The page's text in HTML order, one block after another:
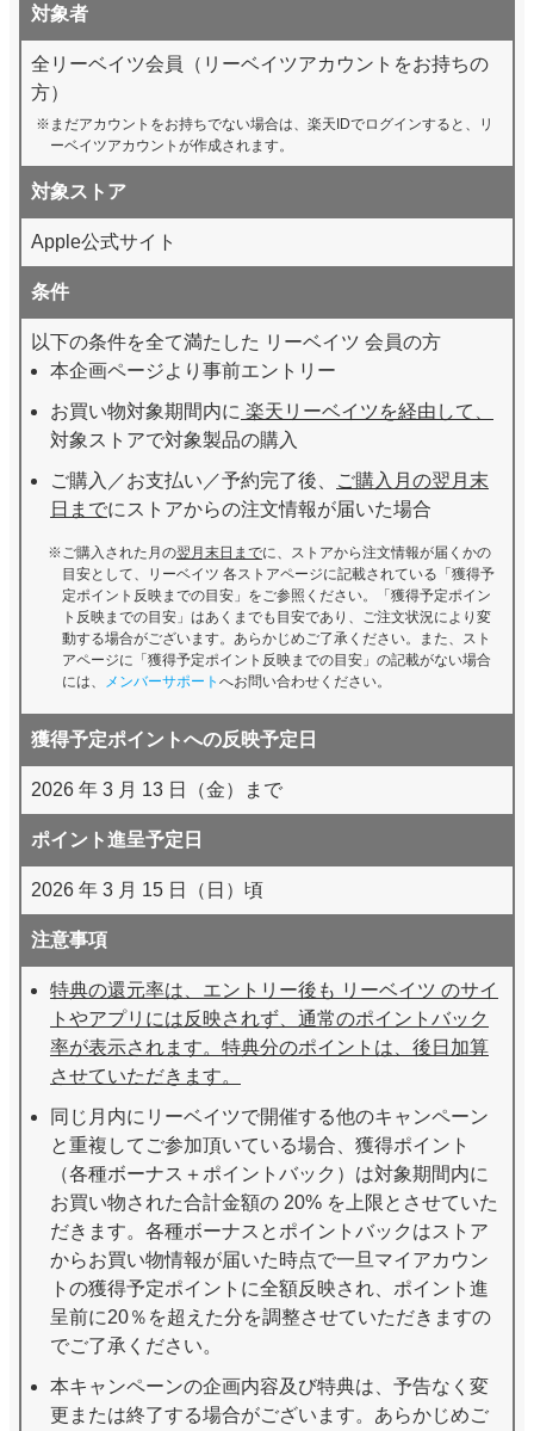
対象者
全リーベイツ会員（リーベイツアカウントをお持ちの
方）
まだアカウントをお持ちでない場合は、楽天IDでログインすると、リ
ーベイツアカウントが作成されます。
対象ストア
Apple公式サイト
条件
以下の条件を全て満たした リーベイツ 会員の方
本企画ページより事前エントリー
お買い物対象期間内に 楽天リーベイツを経由して、
対象ストアで対象製品の購入
ご購入／お支払い／予約完了後、
ご購入月の翌月末
日までにストアからの注文情報が届いた場合
ご購入された月の翌月末日までに、ストアから注文情報が届くかの
目安として、リーベイツ 各ストアページに記載されている「獲得予
定ポイント反映までの目安」をご参照ください。「獲得予定ポイン
ト反映までの目安」はあくまでも目安であり、ご注文状況により変
動する場合がございます。あらかじめご了承ください。また、スト
アページに「獲得予定ポイント反映までの目安」の記載がない場合
には、
メンバーサポート へお問い合わせください。
獲得予定ポイントへの反映予定日
2026 年 3 月 13 日（金）まで
ポイント進呈予定日
2026 年 3 月 15 日（日）頃
注意事項
特典の還元率は、エントリー後も リーベイツ のサイ
トやアプリには反映されず、通常のポイントバック
率が表示されます。特典分のポイントは、後日加算
させていただきます。
同じ月内にリーベイツで開催する他のキャンペーン
と重複してご参加頂いている場合、獲得ポイント
（各種ボーナス＋ポイントバック）は対象期間内に
お買い物された合計金額の 20% を上限とさせていた
だきます。各種ボーナスとポイントバックはストア
からお買い物情報が届いた時点で一旦マイアカウン
トの獲得予定ポイントに全額反映され、ポイント進
呈前に20％を超えた分を調整させていただきますの
でご了承ください。
本キャンペーンの企画内容及び特典は、予告なく変
更または終了する場合がございます。あらかじめご